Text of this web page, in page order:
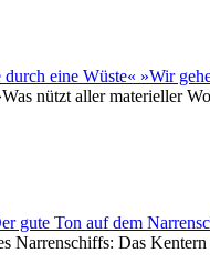
»Wir
nützt aller materieller
gute Ton auf dem
Narrenschiffs: Das